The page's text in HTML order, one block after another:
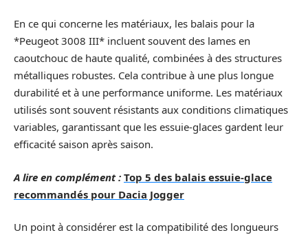
En ce qui concerne les matériaux, les balais pour la
*Peugeot 3008 III* incluent souvent des lames en
caoutchouc de haute qualité, combinées à des structures
métalliques robustes. Cela contribue à une plus longue
durabilité et à une performance uniforme. Les matériaux
utilisés sont souvent résistants aux conditions climatiques
variables, garantissant que les essuie-glaces gardent leur
efficacité saison après saison.
A lire en complément : Top 5 des balais essuie-glace
recommandés pour Dacia Jogger
Un point à considérer est la compatibilité des longueurs